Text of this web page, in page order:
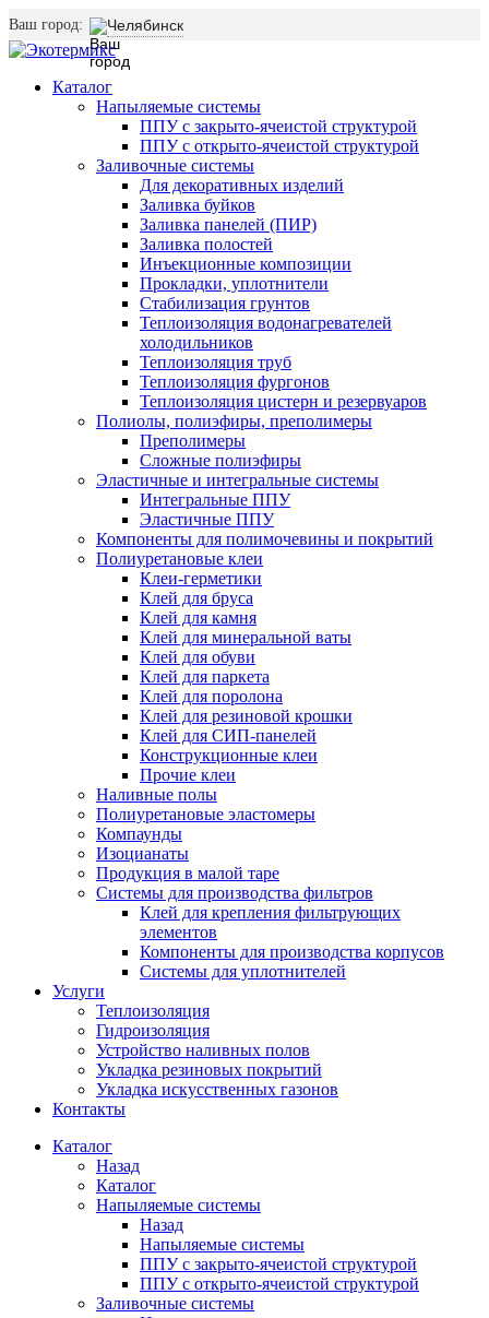
Ваш город: Челябинск
Каталог
Напыляемые системы
ППУ с закрыто-ячеистой структурой
ППУ с открыто-ячеистой структурой
Заливочные системы
Для декоративных изделий
Заливка буйков
Заливка панелей (ПИР)
Заливка полостей
Инъекционные композиции
Прокладки, уплотнители
Стабилизация грунтов
Теплоизоляция водонагревателей
холодильников
Теплоизоляция труб
Теплоизоляция фургонов
Теплоизоляция цистерн и резервуаров
Полиолы, полиэфиры, преполимеры
Преполимеры
Сложные полиэфиры
Эластичные и интегральные системы
Интегральные ППУ
Эластичные ППУ
Компоненты для полимочевины и покрытий
Полиуретановые клеи
Клеи-герметики
Клей для бруса
Клей для камня
Клей для минеральной ваты
Клей для обуви
Клей для паркета
Клей для поролона
Клей для резиновой крошки
Клей для СИП-панелей
Конструкционные клеи
Прочие клеи
Наливные полы
Полиуретановые эластомеры
Компаунды
Изоцианаты
Продукция в малой таре
Системы для производства фильтров
Клей для крепления фильтрующих
элементов
Компоненты для производства корпусов
Системы для уплотнителей
Услуги
Теплоизоляция
Гидроизоляция
Устройство наливных полов
Укладка резиновых покрытий
Укладка искусственных газонов
Контакты
Каталог
Назад
Каталог
Напыляемые системы
Назад
Напыляемые системы
ППУ с закрыто-ячеистой структурой
ППУ с открыто-ячеистой структурой
Заливочные системы